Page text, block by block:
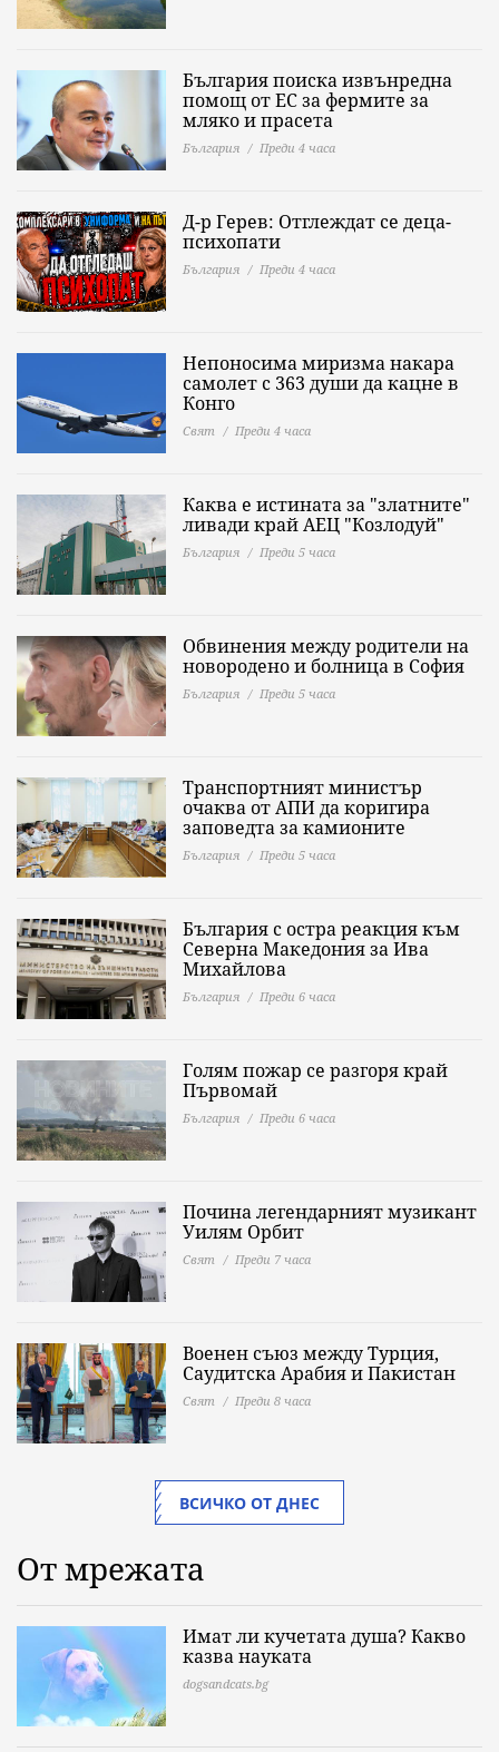
България поиска извънредна
помощ от ЕС за фермите за
мляко и прасета
България Преди 4 часа
Д-р Герев: Отглеждат се деца-
психопати
България Преди 4 часа
Непоносима миризма накара
самолет с 363 души да кацне в
Конго
Свят Преди 4 часа
Каква е истината за "златните"
ливади край АЕЦ "Козлодуй"
България Преди 5 часа
Обвинения между родители на
новородено и болница в София
България Преди 5 часа
Транспортният министър
очаква от АПИ да коригира
заповедта за камионите
България Преди 5 часа
България с остра реакция към
Северна Македония за Ива
Михайлова
България Преди 6 часа
Голям пожар се разгоря край
Първомай
България Преди 6 часа
Почина легендарният музикант
Уилям Орбит
Свят Преди 7 часа
Военен съюз между Турция,
Саудитска Арабия и Пакистан
Свят Преди 8 часа
ВСИЧКО ОТ ДНЕС
От мрежата
Имат ли кучетата душа? Какво
казва науката
dogsandcats.bg